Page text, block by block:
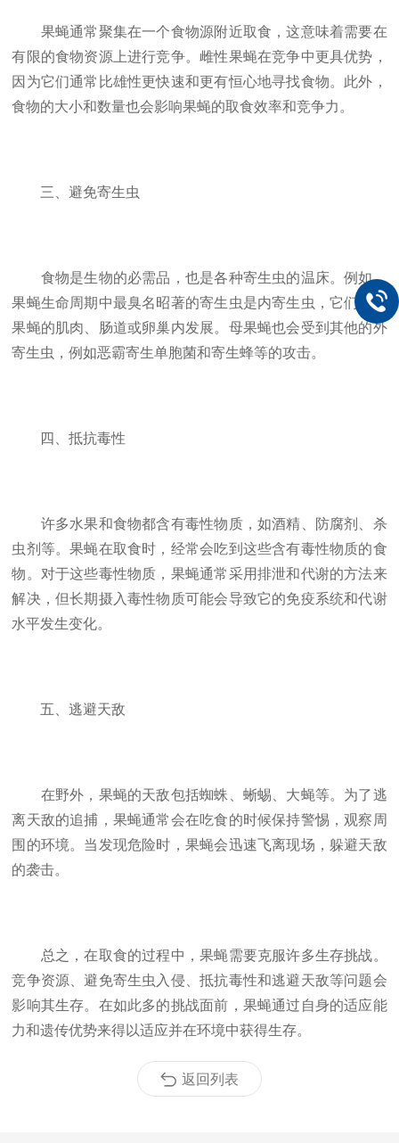
果蝇通常聚集在一个食物源附近取食，这意味着需要在
有限的食物资源上进行竞争。雌性果蝇在竞争中更具优势，
因为它们通常比雄性更快速和更有恒心地寻找食物。此外，
食物的大小和数量也会影响果蝇的取食效率和竞争力。
三、避免寄生虫
食物是生物的必需品，也是各种寄生虫的温床。例如，
果蝇生命周期中最臭名昭著的寄生虫是内寄生虫，它们会在
果蝇的肌肉、肠道或卵巢内发展。母果蝇也会受到其他的外
寄生虫，例如恶霸寄生单胞菌和寄生蜂等的攻击。
四、抵抗毒性
许多水果和食物都含有毒性物质，如酒精、防腐剂、杀
虫剂等。果蝇在取食时，经常会吃到这些含有毒性物质的食
物。对于这些毒性物质，果蝇通常采用排泄和代谢的方法来
解决，但长期摄入毒性物质可能会导致它的免疫系统和代谢
水平发生变化。
五、逃避天敌
在野外，果蝇的天敌包括蜘蛛、蜥蜴、大蝇等。为了逃
离天敌的追捕，果蝇通常会在吃食的时候保持警惕，观察周
围的环境。当发现危险时，果蝇会迅速飞离现场，躲避天敌
的袭击。
总之，在取食的过程中，果蝇需要克服许多生存挑战。
竞争资源、避免寄生虫入侵、抵抗毒性和逃避天敌等问题会
影响其生存。在如此多的挑战面前，果蝇通过自身的适应能
力和遗传优势来得以适应并在环境中获得生存。
返回列表